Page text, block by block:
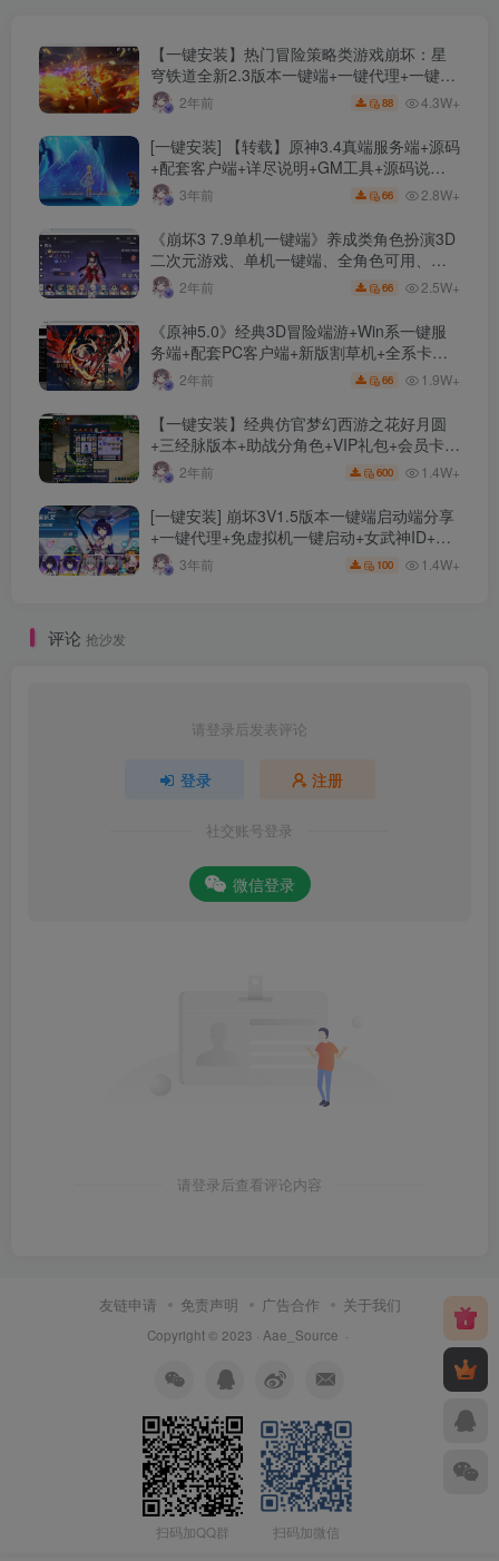
【一键安装】热门冒险策略类游戏崩坏：星
穹铁道全新2.3版本一键端+一键代理+一键启
动+免虚拟机
2年前 88 4.3W+
[一键安装] 【转载】原神3.4真端服务端+源码
+配套客户端+详尽说明+GM工具+源码说明
文件3年前 66 2.8W+
《崩坏3 7.9单机一键端》养成类角色扮演3D
二次元游戏、单机一键端、全角色可用、无
限资源、附带保姆级安装教程
2年前 66 2.5W+
《原神5.0》经典3D冒险端游+Win系一键服
务端+配套PC客户端+新版割草机+全系卡池
文件2年前 66 1.9W+
【一键安装】经典仿官梦幻西游之花好月圆
+三经脉版本+助战分角色+VIP礼包+会员卡
+剧情活动+视频搭建及其他修改资料
2年前 600 1.4W+
[一键安装] 崩坏3V1.5版本一键端启动端分享
+一键代理+免虚拟机一键启动+女武神ID+详
细指令+极简一键修改
3年前 100 1.4W+
评论 抢沙发
请登录后发表评论
登录 注册
社交账号登录
微信登录
请登录后查看评论内容
友链申请 免责声明 广告合作 关于我们
Copyright © 2023 · Aae_Source ·
扫码加QQ群 扫码加微信